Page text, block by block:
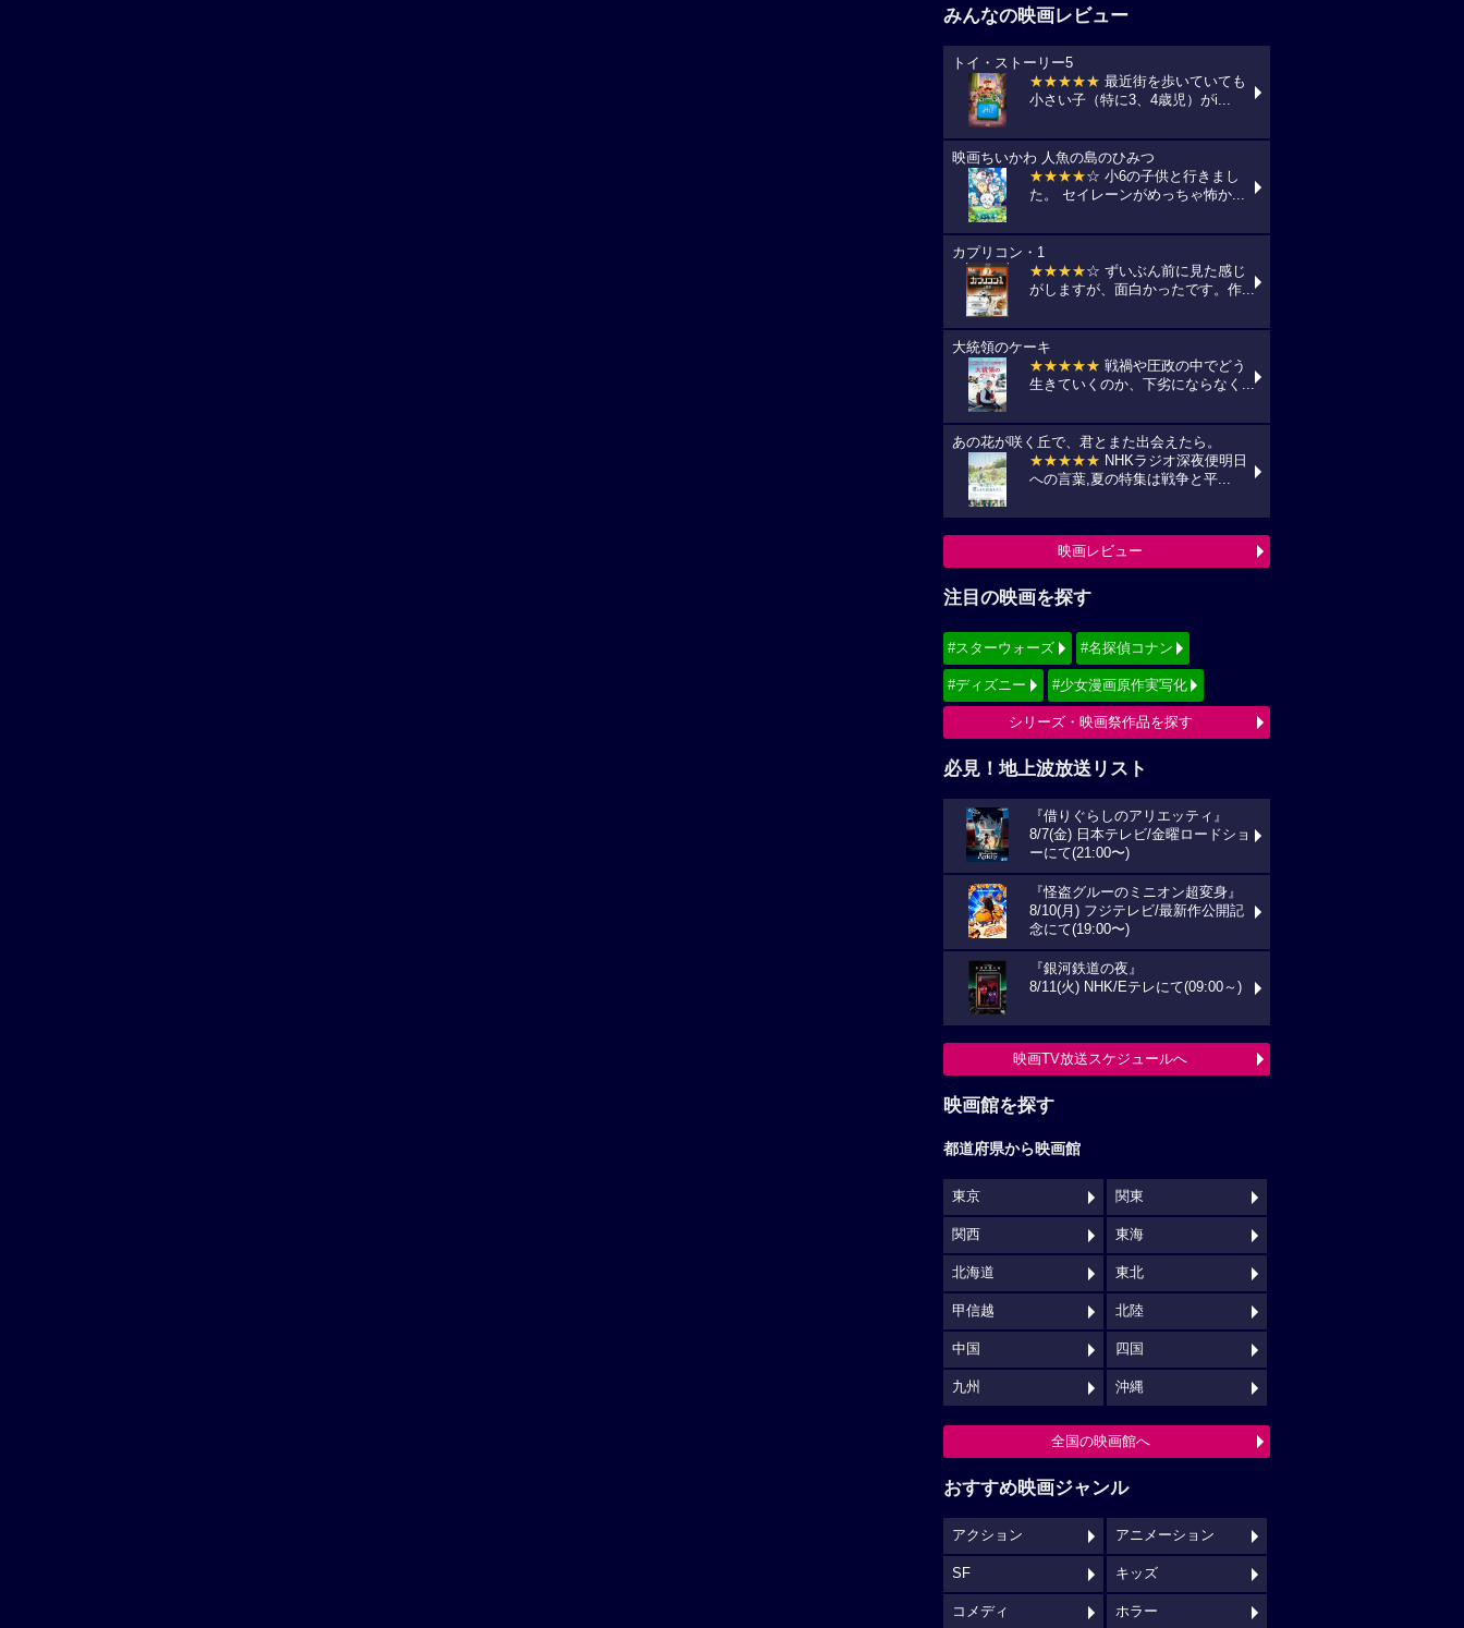
みんなの映画レビュー
トイ・ストーリー5
★★★★★ 最近街を歩いていても
小さい子（特に3、4歳児）がi...
映画ちいかわ 人魚の島のひみつ
★★★★☆ 小6の子供と行きまし
た。 セイレーンがめっちゃ怖か...
カプリコン・1
★★★★☆ ずいぶん前に見た感じ
がしますが、面白かったです。作...
大統領のケーキ
★★★★★ 戦禍や圧政の中でどう
生きていくのか、下劣にならなく...
あの花が咲く丘で、君とまた出会えたら。
★★★★★ NHKラジオ深夜便明日
への言葉,夏の特集は戦争と平...
映画レビュー
注目の映画を探す
#スターウォーズ #名探偵コナン
#ディズニー #少女漫画原作実写化
シリーズ・映画祭作品を探す
必見！地上波放送リスト
『借りぐらしのアリエッティ』
8/7(金) 日本テレビ/金曜ロードショ
ーにて(21:00〜)
『怪盗グルーのミニオン超変身』
8/10(月) フジテレビ/最新作公開記
念にて(19:00〜)
『銀河鉄道の夜』
8/11(火) NHK/Eテレにて(09:00～)
映画TV放送スケジュールへ
映画館を探す
都道府県から映画館
東京 関東
関西 東海
北海道 東北
甲信越 北陸
中国 四国
九州 沖縄
全国の映画館へ
おすすめ映画ジャンル
アクション アニメーション
SF キッズ
コメディ ホラー